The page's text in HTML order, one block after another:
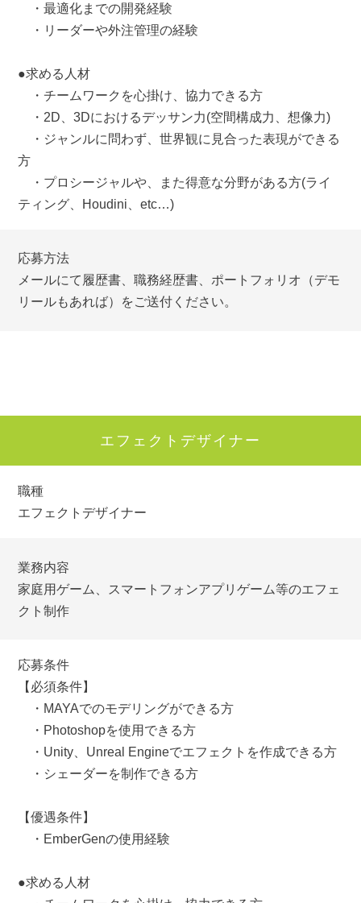
・最適化までの開発経験
・リーダーや外注管理の経験
●求める人材
・チームワークを心掛け、協力できる方
・2D、3Dにおけるデッサン力(空間構成力、想像力)
・ジャンルに問わず、世界観に見合った表現ができる
方
・プロシージャルや、また得意な分野がある方(ライ
ティング、Houdini、etc…)
応募方法
メールにて履歴書、職務経歴書、ポートフォリオ（デモ
リールもあれば）をご送付ください。
エフェクトデザイナー
職種
エフェクトデザイナー
業務内容
家庭用ゲーム、スマートフォンアプリゲーム等のエフェ
クト制作
応募条件
【必須条件】
・MAYAでのモデリングができる方
・Photoshopを使用できる方
・Unity、Unreal Engineでエフェクトを作成できる方
・シェーダーを制作できる方
【優遇条件】
・EmberGenの使用経験
●求める人材